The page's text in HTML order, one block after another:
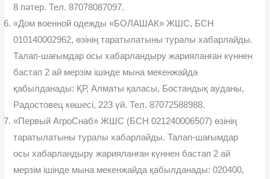
8 пәтер. Тел. 87078087097.
«Дом военной одежды «БОЛАШАК» ЖШС, БСН
010140002962, өзінің таратылатыны туралы хабарлайды.
Талап-шағымдар осы хабарландыру жарияланған күннен
бастап 2 ай мерзім ішінде мына мекенжайда
қабылданады: ҚР, Алматы қаласы, Бостандық ауданы,
Радостовец көшесі, 223 үй. Тел. 87072588988.
«Первый АгроСнаб» ЖШС (БСН 021240006507) өзінің
таратылатыны туралы хабарлайды. Талап-шағымдар
осы хабарландыру жарияланған күннен бастап 2 ай
мерзім ішінде мына мекенжайда қабылданады: 020400,